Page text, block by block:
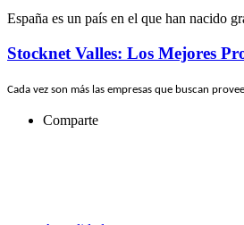
España es un país en el que han nacido
Stocknet Valles: Los Mejores
Cada vez son más las empresas que buscan
Comparte